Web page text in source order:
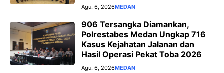
Agu. 6, 2026MEDAN
906 Tersangka Diamankan,
Polrestabes Medan Ungkap 716
Kasus Kejahatan Jalanan dan
Hasil Operasi Pekat Toba 2026
Agu. 6, 2026MEDAN